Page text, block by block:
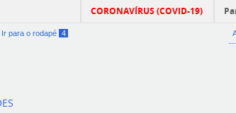
CORONAVÍRUS (COVID-19)
Ir para o rodapé 4